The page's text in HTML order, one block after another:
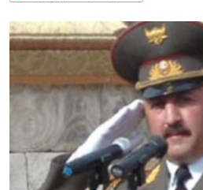
ՏԱՐԱԾԱՇՐՋԱՆ
ՄԻՋԱԶԳԱՅԻՆ
ՄՇԱԿՈՒՅԹ
ՄԵԿՆԱԲԱՆՈՒԹՅՈՒՆ